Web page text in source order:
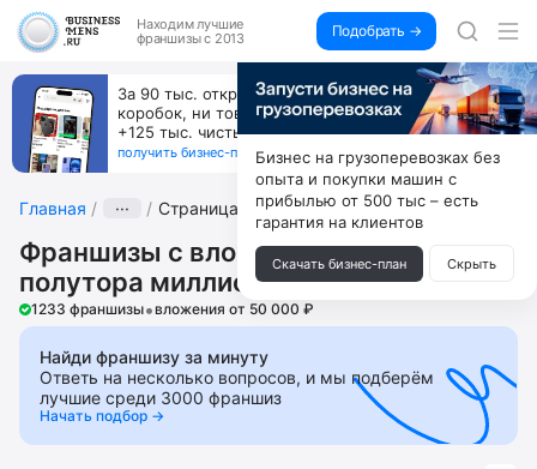
Находим лучшие
франшизы с 2013
Подобрать →
За 90 тыс. открой магазин на Авито, дома ни
коробок, ни товара, ни склада, зато каждый месяц
+125 тыс. чистыми
получить бизнес-план ↓
Главная ··· Страница 9
Франшизы с вложениями более
полутора миллионов рублей
1233 франшизы•вложения от 50 000 ₽
Найди франшизу за минуту
Ответь на несколько вопросов, и мы подберём
лучшие среди 3000 франшиз
Начать подбор →
Бизнес на грузоперевозках без
опыта и покупки машин с
прибылью от 500 тыс – есть
гарантия на клиентов
Скачать бизнес-план Скрыть